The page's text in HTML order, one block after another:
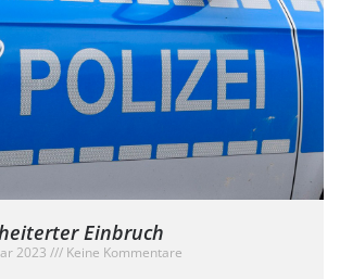
Einbruch
2023
Keine Kommentare